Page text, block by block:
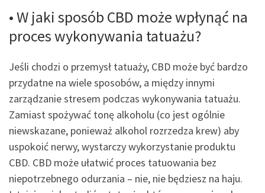
• W jaki sposób CBD może wpłynąć na
proces wykonywania tatuażu?
Jeśli chodzi o przemysł tatuaży, CBD może być bardzo
przydatne na wiele sposobów, a między innymi
zarządzanie stresem podczas wykonywania tatuażu.
Zamiast spożywać tonę alkoholu (co jest ogólnie
niewskazane, ponieważ alkohol rozrzedza krew) aby
uspokoić nerwy, wystarczy wykorzystanie produktu
CBD. CBD może ułatwić proces tatuowania bez
niepotrzebnego odurzania – nie, nie będziesz na haju.